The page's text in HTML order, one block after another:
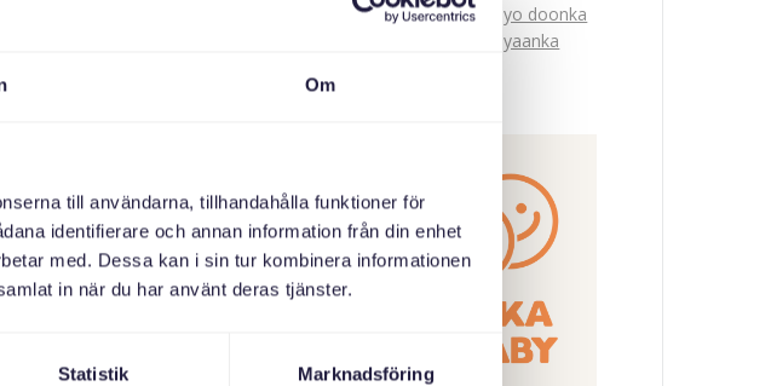
Om
till användarna, tillhandahålla funktioner för
identifierare och annan information från din enhet
med. Dessa kan i sin tur kombinera informationen
in när du har använt deras tjänster.
Statistik Marknadsföring
också att planera
Allt är gratis!
Kulamada magangalyo doonka
iyo qaxootiga Yukreeniyaanka